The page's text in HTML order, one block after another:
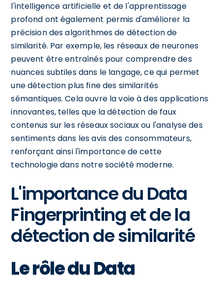
l'intelligence artificielle et de l'apprentissage
profond ont également permis d'améliorer la
précision des algorithmes de détection de
similarité. Par exemple, les réseaux de neurones
peuvent être entraînés pour comprendre des
nuances subtiles dans le langage, ce qui permet
une détection plus fine des similarités
sémantiques. Cela ouvre la voie à des applications
innovantes, telles que la détection de faux
contenus sur les réseaux sociaux ou l'analyse des
sentiments dans les avis des consommateurs,
renforçant ainsi l'importance de cette
technologie dans notre société moderne.
L'importance du Data
Fingerprinting et de la
détection de similarité
Le rôle du Data